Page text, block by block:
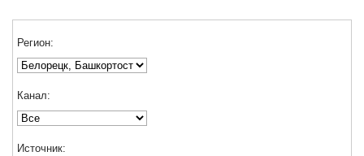
Регион:
Канал:
Источник: